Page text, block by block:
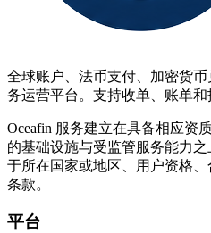
全球账户、法币支付、加密货
务运营平台。支持收单、账单和
Oceafin 服务建立在具备相应资
的基础设施与受监管服务能力
于所在国家或地区、用户资格
条款。
平台